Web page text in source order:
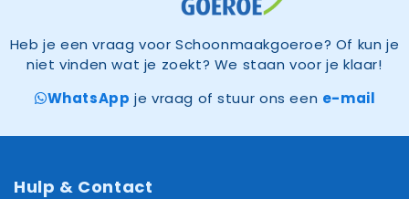
Heb je een vraag voor Schoonmaakgoeroe? Of kun je
niet vinden wat je zoekt? We staan voor je klaar!
WhatsApp je vraag of stuur ons een e-mail
Hulp & Contact